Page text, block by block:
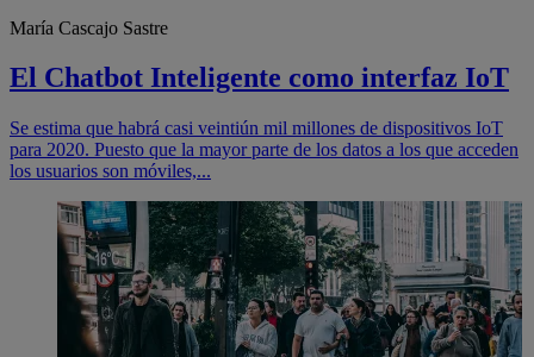
María Cascajo Sastre
El Chatbot Inteligente como interfaz IoT
Se estima que habrá casi veintiún mil millones de dispositivos IoT
para 2020. Puesto que la mayor parte de los datos a los que acceden
los usuarios son móviles,...